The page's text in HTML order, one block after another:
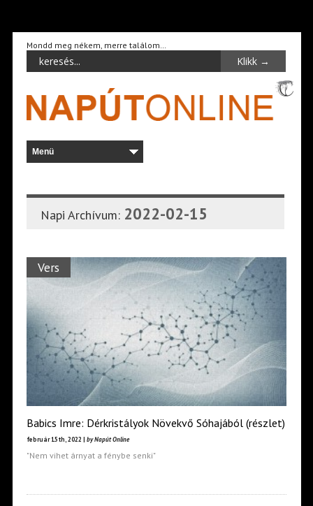
Mondd meg nékem, merre találom…
Napi Archívum: 2022-02-15
Vers
Babics Imre: Dérkristályok Növekvő Sóhajából (részlet)
február 15th, 2022 | by Napút Online
"Nem vihet árnyat a fénybe senki"